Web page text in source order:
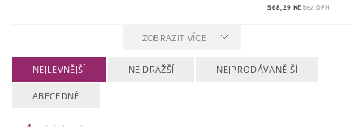
568,29 Kč bez DPH
ZOBRAZIT VÍCE
NEJLEVNĚJŠÍ NEJDRAŽŠÍ NEJPRODÁVANĚJŠÍ
ABECEDNĚ